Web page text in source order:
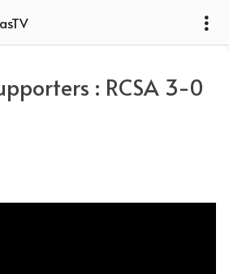
: RCSA 3-0